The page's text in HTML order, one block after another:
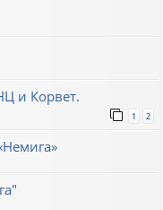
и Корвет.
1 2